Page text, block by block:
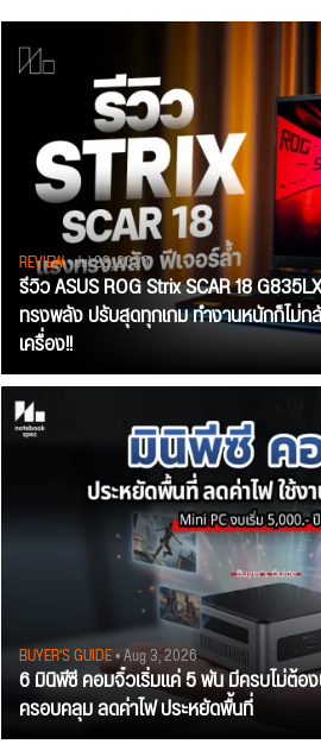
REVIEW• Jul 28, 2026
รีวิว ASUS ROG Strix SCAR 18
ทรงพลัง ปรับสุดทุกเกม ทำงานหนักก็ไม่ก
เครื่อง!!
BUYER'S GUIDE• Aug 3, 2026
6 มินิพีซี คอมจิ๋วเริ่มแค่ 5 พัน มีครบไม่ต้อ
ครอบคลุม ลดค่าไฟ ประหยัดพื้นที่